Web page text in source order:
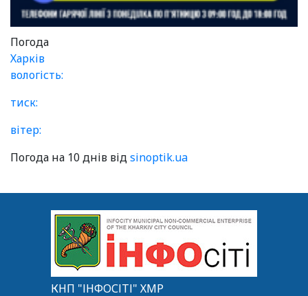
Погода
Харків
вологість:
тиск:
вітер:
Погода на 10 днів відsinoptik.ua
КНП "ІНФОСІТІ" ХМР